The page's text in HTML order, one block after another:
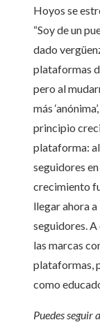
Hoyos se
“Soy de un
dado
plataformas
pero al
más
principio
plataforma:
seguidores
crecimiento
llegar ahora
seguidores.
las marcas
plataformas,
como
Puedes seguir a